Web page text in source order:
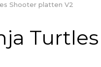
Shooter platten V2